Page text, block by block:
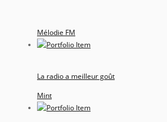
Mélodie FM
La radio a meilleur goût
Mint